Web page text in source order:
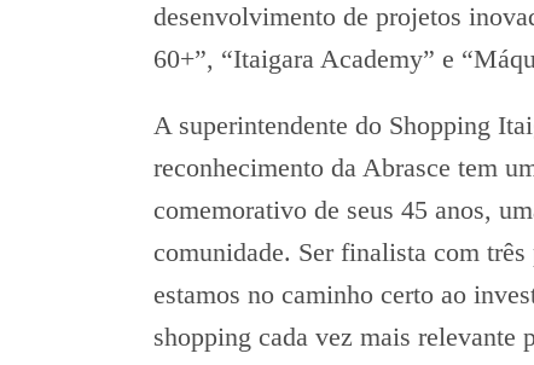
desenvolvimento de projetos
60+”, “Itaigara Academy” e
A superintendente do Shopping
reconhecimento da Abrasce tem
comemorativo de seus 45 anos,
comunidade. Ser finalista com
estamos no caminho certo ao
shopping cada vez mais relevante